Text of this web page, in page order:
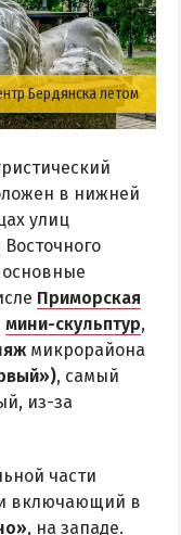
Бердянска летом
в нижней
улиц
основные
Приморская
мини-скульптур,
микрорайона
, самый
из-за
части
включающий в
, на западе.